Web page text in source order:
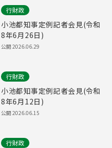
行財政
小池都知事定例記者会見(令和
8年6月26日)
公開2026.06.29
行財政
小池都知事定例記者会見(令和
8年6月12日)
公開2026.06.15
行財政